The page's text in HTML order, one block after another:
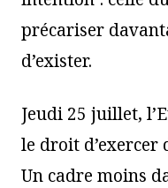
précariser
d’exister.
Jeudi 25 juillet,
le droit d’exercer
Un cadre moins